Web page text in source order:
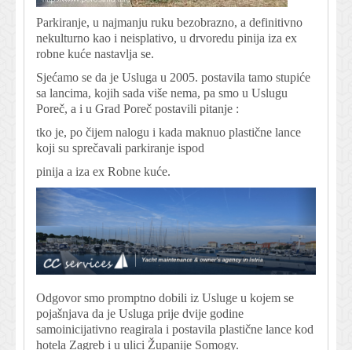
Parkiranje, u najmanju ruku bezobrazno, a definitivno
nekulturno kao i neisplativo, u drvoredu pinija iza ex
robne kuće nastavlja se.
Sjećamo se da je Usluga u 2005. postavila tamo stupiće
sa lancima, kojih sada više nema, pa smo u Uslugu
Poreč, a i u Grad Poreč postavili pitanje :
tko je, po čijem nalogu i kada maknuo plastične lance
koji su sprečavali parkiranje ispod
pinija a iza ex Robne kuće.
Odgovor smo promptno dobili iz Usluge u kojem se
pojašnjava da je Usluga prije dvije godine
samoinicijativno reagirala i postavila plastične lance kod
hotela Zagreb i u ulici Županije Somogy.